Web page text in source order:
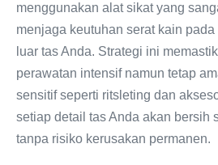
menggunakan alat sikat yang
menjaga keutuhan serat kain
luar tas Anda. Strategi ini
perawatan intensif namun tetap
sensitif seperti ritsleting dan
setiap detail tas Anda akan bersih
tanpa risiko kerusakan permanen.